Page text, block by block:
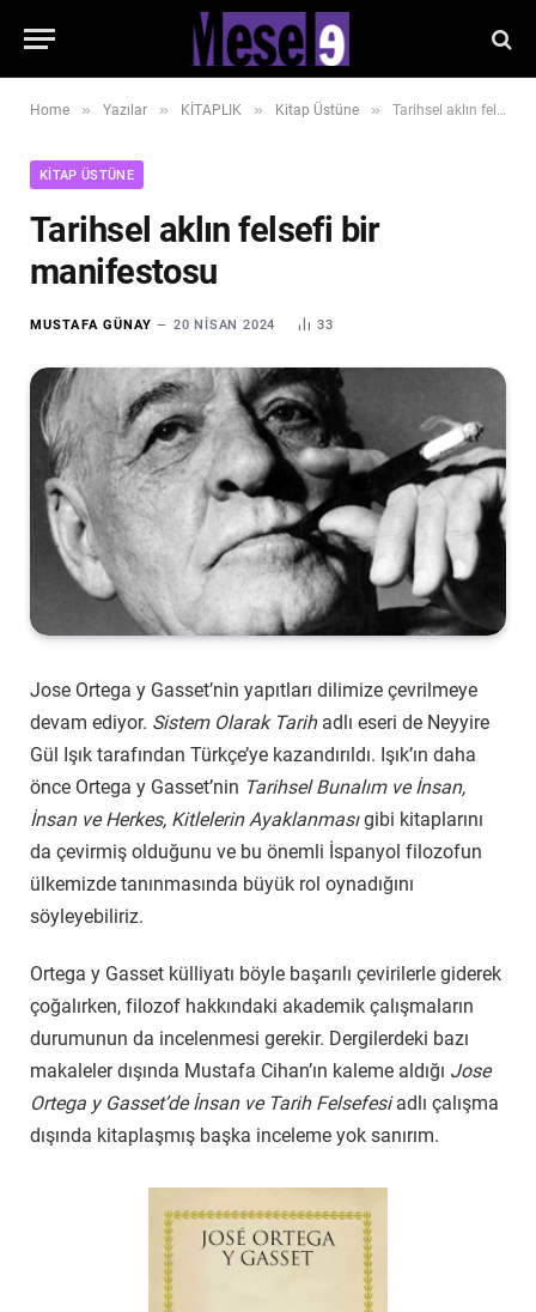
Home » Yazılar » KİTAPLIK » Kitap Üstüne » Tarihsel aklın felsefi bir manifestosu
KITAP ÜSTÜNE
Tarihsel aklın felsefi bir
manifestosu
MUSTAFA GÜNAY 20 NISAN 2024 33
Jose Ortega y Gasset’nin yapıtları dilimize çevrilmeye
devam ediyor. Sistem Olarak Tarihadlı eseri de Neyyire
Gül Işık tarafından Türkçe’ye kazandırıldı. Işık’ın daha
önce Ortega y Gasset’nin Tarihsel Bunalım ve İnsan,
İnsan ve Herkes, Kitlelerin Ayaklanmasıgibi kitaplarını
da çevirmiş olduğunu ve bu önemli İspanyol filozofun
ülkemizde tanınmasında büyük rol oynadığını
söyleyebiliriz.
Ortega y Gasset külliyatı böyle başarılı çevirilerle giderek
çoğalırken, filozof hakkındaki akademik çalışmaların
durumunun da incelenmesi gerekir. Dergilerdeki bazı
makaleler dışında Mustafa Cihan’ın kaleme aldığı Jose
Ortega y Gasset’de İnsan ve Tarih Felsefesiadlı çalışma
dışında kitaplaşmış başka inceleme yok sanırım.